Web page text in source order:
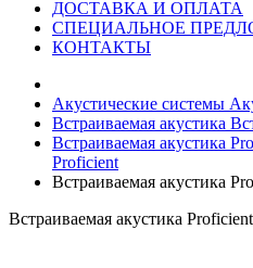
ДОСТАВКА И ОПЛАТА
СПЕЦИАЛЬНОЕ
КОНТАКТЫ
Акустические системы
Встраиваемая акустика
Встраиваемая акустика
Proficient
Встраиваемая акустика
Встраиваемая акустика